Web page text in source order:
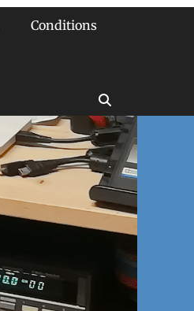
Conditions